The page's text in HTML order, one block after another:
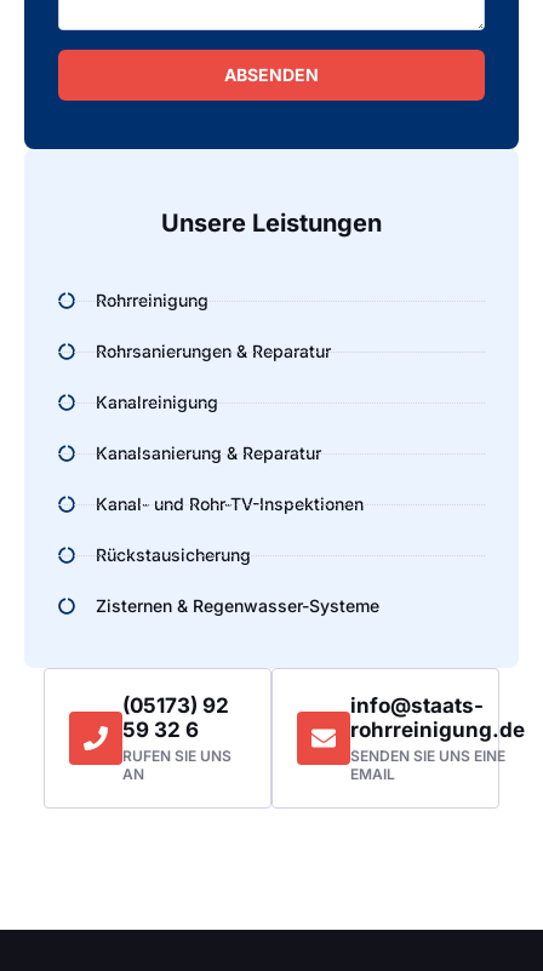
ABSENDEN
Unsere Leistungen
Rohrreinigung
Rohrsanierungen & Reparatur
Kanalreinigung
Kanalsanierung & Reparatur
Kanal- und Rohr-TV-Inspektionen
Rückstausicherung
Zisternen & Regenwasser-Systeme
(05173) 92
59 32 6
RUFEN SIE UNS
AN
info@staats-
rohrreinigung.de
SENDEN SIE UNS EINE
EMAIL